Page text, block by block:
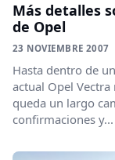
Más detalles
de Opel
23 NOVIEMBRE 2007
Hasta dentro de
actual Opel
queda un largo
confirmaciones y...